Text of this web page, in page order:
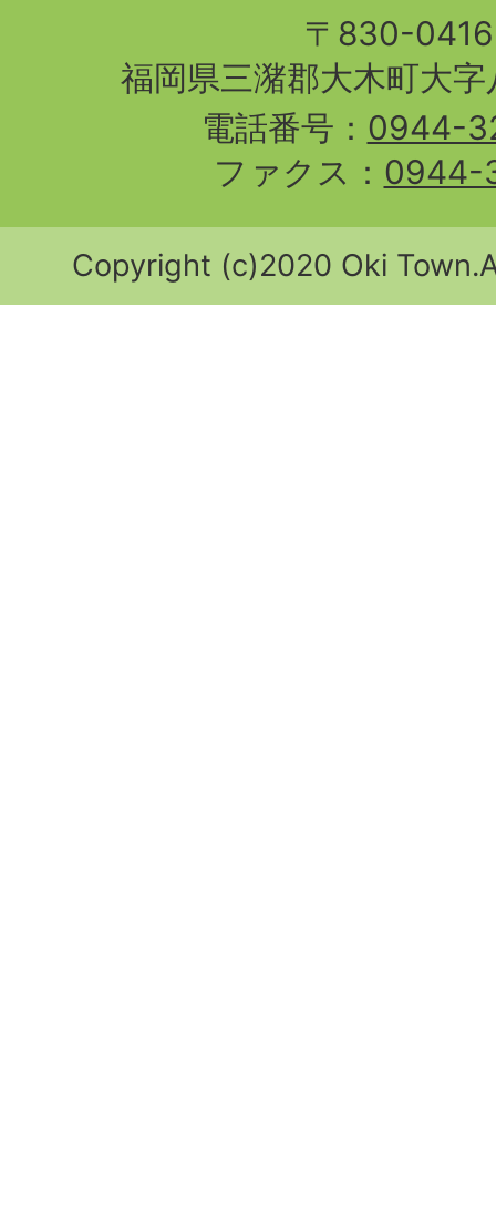
〒830-
福岡県三潴郡大木町大
電話番号： 0944-
ファクス： 0944-
Copyright (c)2020 Oki